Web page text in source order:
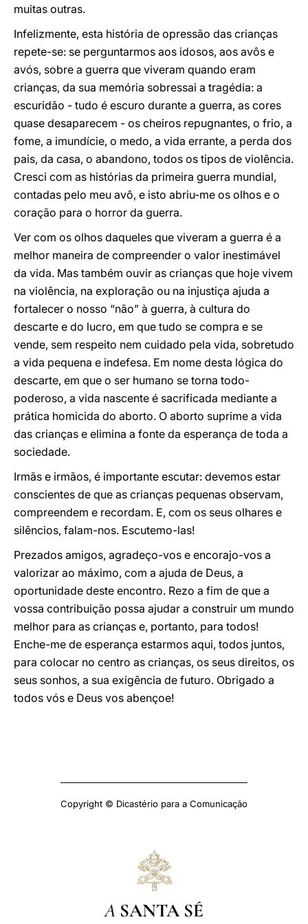
muitas outras.
Infelizmente, esta história de opressão das crianças
repete-se: se perguntarmos aos idosos, aos avôs e
avós, sobre a guerra que viveram quando eram
crianças, da sua memória sobressai a tragédia: a
escuridão - tudo é escuro durante a guerra, as cores
quase desaparecem - os cheiros repugnantes, o frio, a
fome, a imundície, o medo, a vida errante, a perda dos
pais, da casa, o abandono, todos os tipos de violência.
Cresci com as histórias da primeira guerra mundial,
contadas pelo meu avô, e isto abriu-me os olhos e o
coração para o horror da guerra.
Ver com os olhos daqueles que viveram a guerra é a
melhor maneira de compreender o valor inestimável
da vida. Mas também ouvir as crianças que hoje vivem
na violência, na exploração ou na injustiça ajuda a
fortalecer o nosso “não” à guerra, à cultura do
descarte e do lucro, em que tudo se compra e se
vende, sem respeito nem cuidado pela vida, sobretudo
a vida pequena e indefesa. Em nome desta lógica do
descarte, em que o ser humano se torna todo-
poderoso, a vida nascente é sacrificada mediante a
prática homicida do aborto. O aborto suprime a vida
das crianças e elimina a fonte da esperança de toda a
sociedade.
Irmãs e irmãos, é importante escutar: devemos estar
conscientes de que as crianças pequenas observam,
compreendem e recordam. E, com os seus olhares e
silêncios, falam-nos. Escutemo-las!
Prezados amigos, agradeço-vos e encorajo-vos a
valorizar ao máximo, com a ajuda de Deus, a
oportunidade deste encontro. Rezo a fim de que a
vossa contribuição possa ajudar a construir um mundo
melhor para as crianças e, portanto, para todos!
Enche-me de esperança estarmos aqui, todos juntos,
para colocar no centro as crianças, os seus direitos, os
seus sonhos, a sua exigência de futuro. Obrigado a
todos vós e Deus vos abençoe!
Copyright © Dicastério para a Comunicação
A SANTA SÉ